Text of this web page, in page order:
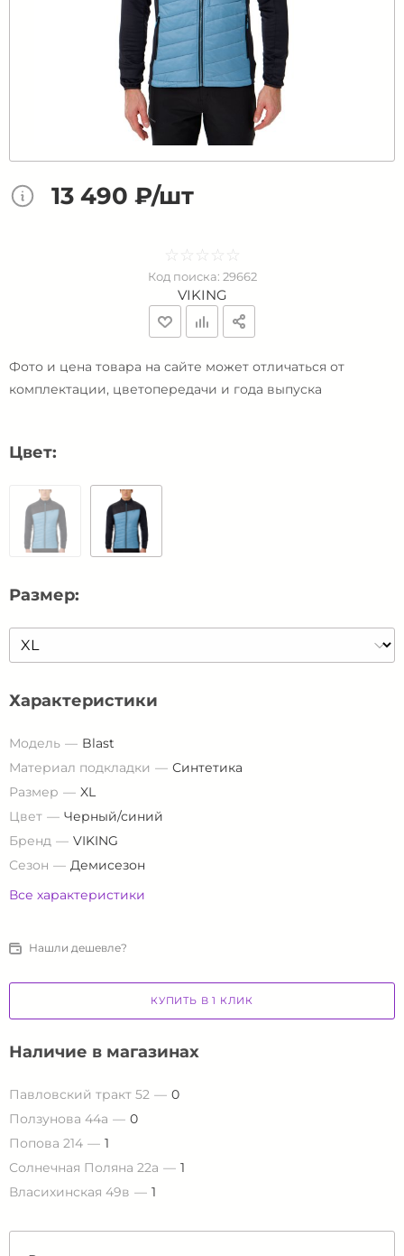
13 490 ₽/шт
☆ ☆ ☆ ☆ ☆
★ ★ ★ ★ ★
Код поиска: 29662
VIKING
Фото и цена товара на сайте может отличаться от
комплектации, цветопередачи и года выпуска
Цвет:
Размер:
Характеристики
Модель
Blast
Материал подкладки
Синтетика
Размер
XL
Цвет
Черный/синий
Бренд
VIKING
Сезон
Демисезон
Все характеристики
Нашли дешевле?
КУПИТЬ В 1 КЛИК
Наличие в магазинах
Павловский тракт 52
0
Ползунова 44а
0
Попова 214
1
Солнечная Поляна 22а
1
Власихинская 49в
1